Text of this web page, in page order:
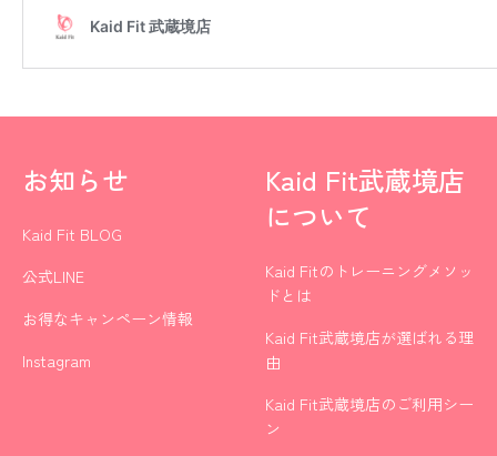
お知らせ
Kaid Fit BLOG
公式LINE
お得なキャンペーン情報
Instagram
Kaid Fit武蔵境店
について
Kaid Fitのトレーニングメソッ
ドとは
Kaid Fit武蔵境店が選ばれる理
由
Kaid Fit武蔵境店のご利用シー
ン